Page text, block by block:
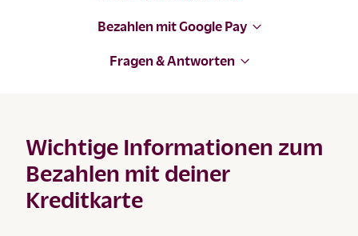
Bezahlen mit Google Pay
Fragen & Antworten
Wichtige Informationen zum
Bezahlen mit deiner
Kreditkarte